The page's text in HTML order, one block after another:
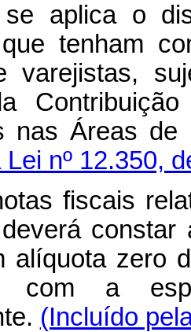
aplica o
tenham
varejistas,
nas Áreas
nº 12.350,
fiscais
constar
alíquota zero
com a
(Incluído